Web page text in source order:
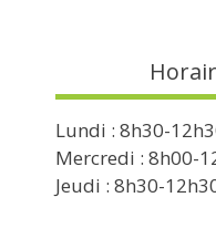
Lundi : 8h30-
Mercredi : 8h00-
Jeudi : 8h30-